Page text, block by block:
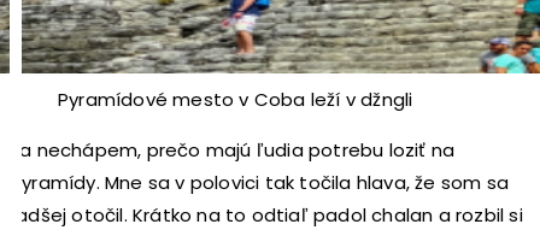
Pyramídové mesto v Coba leží v džngli
Ja nechápem, prečo majú ľudia potrebu loziť na
pyramídy. Mne sa v polovici tak točila hlava, že som sa
radšej otočil. Krátko na to odtiaľ padol chalan a rozbil si